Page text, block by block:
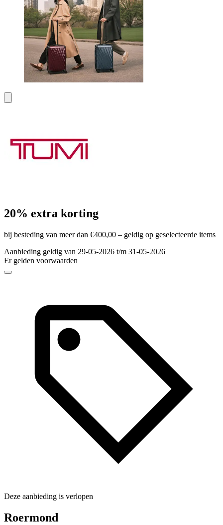
20% extra korting
bij besteding van meer dan €400,00 – geldig op geselecteerde items
Aanbieding geldig van 29-05-2026 t/m 31-05-2026
Er gelden voorwaarden
Deze aanbieding is verlopen
Roermond